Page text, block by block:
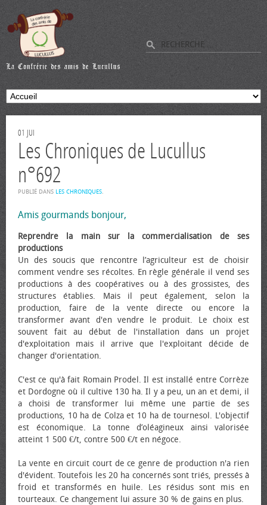
01 JUI
Les Chroniques de Lucullus
n°692
PUBLIÉ DANS LES CHRONIQUES.
Amis gourmands bonjour,
Reprendre la main sur la commercialisation de ses
productions
Un des soucis que rencontre l’agriculteur est de choisir
comment vendre ses récoltes. En règle générale il vend ses
productions à des coopératives ou à des grossistes, des
structures établies. Mais il peut également, selon la
production, faire de la vente directe ou encore la
transformer avant d'en vendre le produit. Le choix est
souvent fait au début de l'installation dans un projet
d'exploitation mais il arrive que l'exploitant décide de
changer d'orientation.
C'est ce qu'à fait Romain Prodel. Il est installé entre Corrèze
et Dordogne où il cultive 130 ha. Il y a peu, un an et demi, il
a choisi de transformer lui même une partie de ses
productions, 10 ha de Colza et 10 ha de tournesol. L'objectif
est économique. La tonne d’oléagineux ainsi valorisée
atteint 1 500 €/t, contre 500 €/t en négoce.
La vente en circuit court de ce genre de production n'a rien
d'évident. Toutefois les 20 ha concernés sont triés, pressés à
froid et transformés en huile. Les résidus sont mis en
tourteaux. Ce changement lui assure 30 % de gains en plus.